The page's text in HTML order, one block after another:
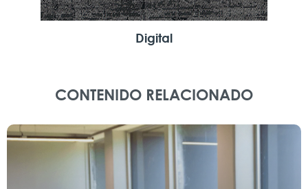
Digital
CONTENIDO RELACIONADO